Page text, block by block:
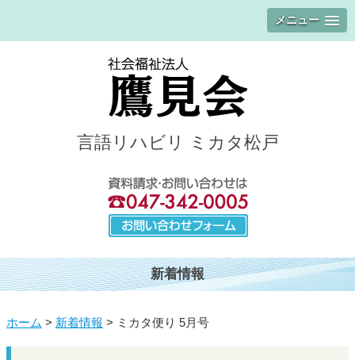
メニュー
言語リハビリ ミカタ松戸
新着情報
ホーム > 新着情報 > ミカタ便り 5月号